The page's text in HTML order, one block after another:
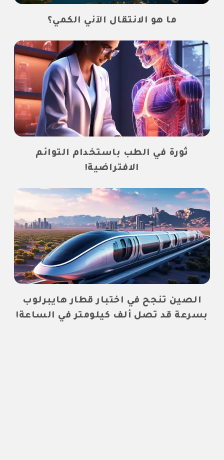
ما هو الانتقال الآني الكمي؟
ثورة في الطب باستخدام التوائم
الافتراضية!
الصين تنجح في اختبار قطار هايبرلوب
بسرعة قد تصل ألف كيلومتر في الساعة!